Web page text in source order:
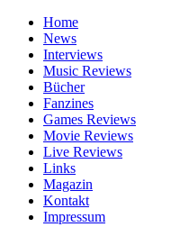
Home
News
Interviews
Music Reviews
Bücher
Fanzines
Games Reviews
Movie Reviews
Live Reviews
Links
Magazin
Kontakt
Impressum